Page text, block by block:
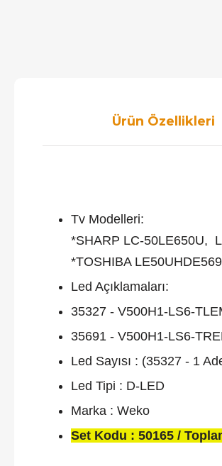
Ürün Özellikleri
Tv Modelleri:
*SHARP LC-50LE650U,
*TOSHIBA
Led Açıklamaları:
35327 - V500H1-LS6-
35691 - V500H1-LS6-
Led Sayısı : (35327 - 1
Led Tipi : D-LED
Marka : Weko
Set Kodu : 50165 /